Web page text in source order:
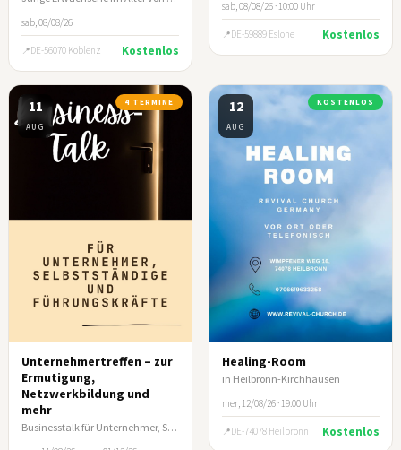
sab, 08/08/26
DE-56070 Koblenz Kostenlos
sab, 08/08/26 · 10:00 Uhr
DE-59889 Eslohe Kostenlos
11
AUG
4 TERMINE
Unternehmertreffen – zur
Ermutigung,
Netzwerkbildung und
mehr
Businesstalk für Unternehmer, Selbstständige und leitende Führungskräfte
12
AUG
KOSTENLOS
Healing-Room
in Heilbronn-Kirchhausen
mer, 12/08/26 · 19:00 Uhr
DE-74078 Heilbronn Kostenlos